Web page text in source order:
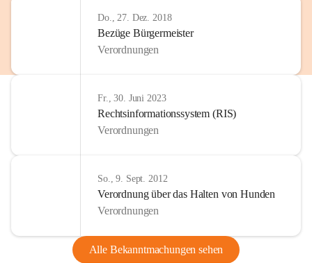
Do., 27. Dez. 2018
Bezüge Bürgermeister
Verordnungen
Fr., 30. Juni 2023
Rechtsinformationssystem (RIS)
Verordnungen
So., 9. Sept. 2012
Verordnung über das Halten von Hunden
Verordnungen
Alle Bekanntmachungen sehen